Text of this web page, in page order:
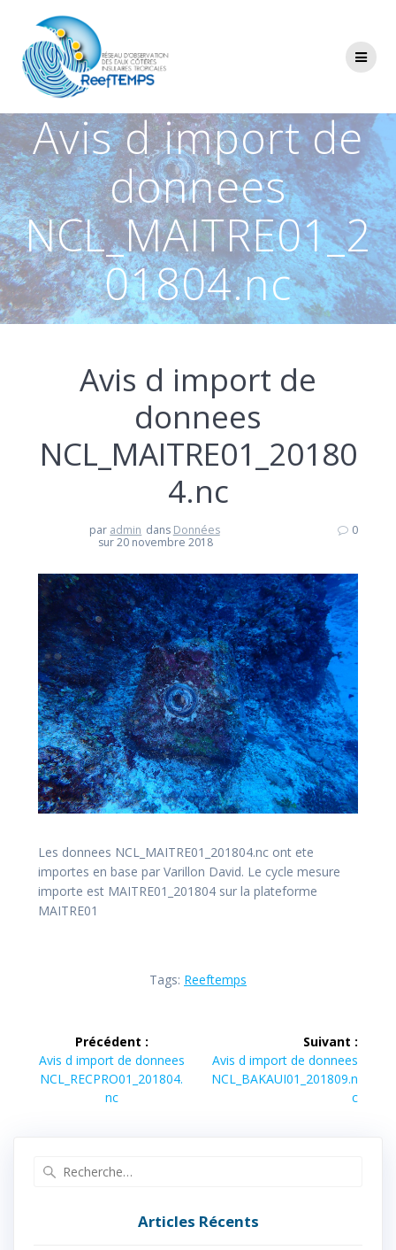
Avis d import de
donnees
NCL_MAITRE01_2
01804.nc
Avis d import de
donnees
NCL_MAITRE01_20180
4.nc
par admin dans Données
sur 20 novembre 2018
0
Les donnees NCL_MAITRE01_201804.nc ont ete
importes en base par Varillon David. Le cycle mesure
importe est MAITRE01_201804 sur la plateforme
MAITRE01
Tags: Reeftemps
Navigation
de
l’article
Précédent :
Article
précédent :
Avis d import de donnees
NCL_RECPRO01_201804.
nc
Suivant :
Article
suivant :
Avis d import de donnees
NCL_BAKAUI01_201809.n
c
Articles Récents